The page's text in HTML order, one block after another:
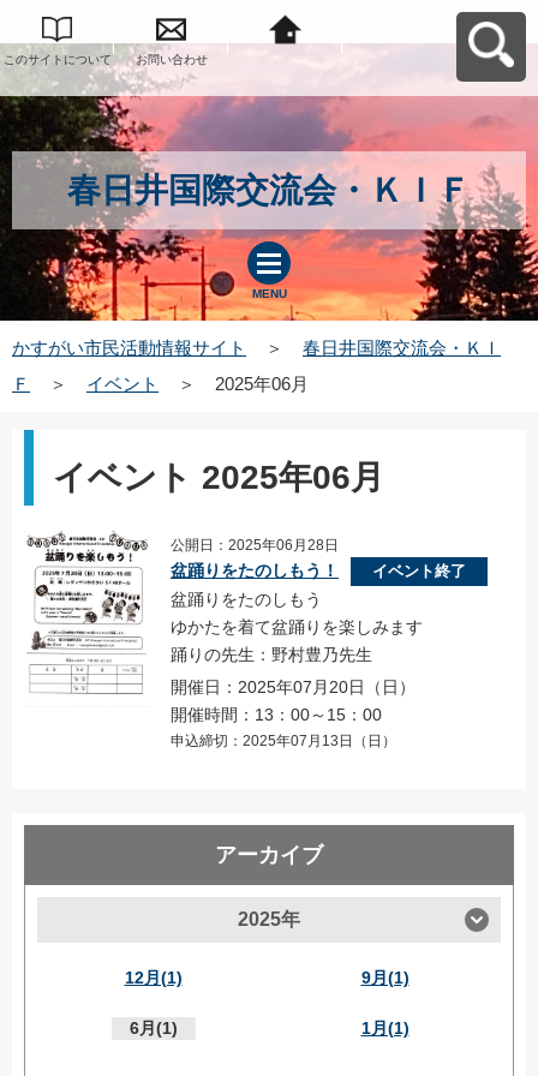
このサイトについて お問い合わせ
春日井国際交流会・ＫＩＦ
MENU
かすがい市民活動情報サイト ＞
春日井国際交流会・ＫＩ
Ｆ
＞ イベント ＞ 2025年06月
イベント 2025年06月
公開日：2025年06月28日
盆踊りをたのしもう！ イベント終了
盆踊りをたのしもう
ゆかたを着て盆踊りを楽しみます
踊りの先生：野村豊乃先生
開催日：2025年07月20日（日）
開催時間：13：00～15：00
申込締切：2025年07月13日（日）
アーカイブ
2025年
12月(1) 9月(1)
6月(1) 1月(1)